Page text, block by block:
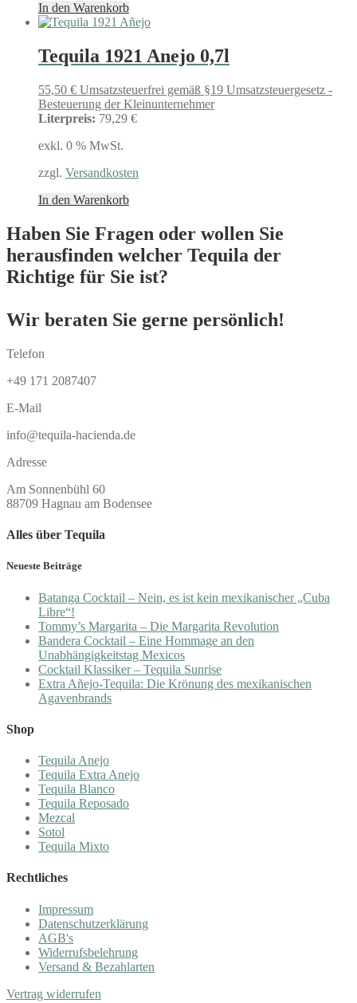
In den Warenkorb
Tequila 1921 Anejo 0,7l
55,50 € Umsatzsteuerfrei gemäß §19 Umsatzsteuergesetz -
Besteuerung der Kleinunternehmer
Literpreis: 79,29 €
exkl. 0 % MwSt.
zzgl. Versandkosten
In den Warenkorb
Haben Sie Fragen oder wollen Sie
herausfinden welcher Tequila der
Richtige für Sie ist?
Wir beraten Sie gerne persönlich!
Telefon
+49 171 2087407
E-Mail
info@tequila-hacienda.de
Adresse
Am Sonnenbühl 60
88709 Hagnau am Bodensee
Alles über Tequila
Neueste Beiträge
Batanga Cocktail – Nein, es ist kein mexikanischer „Cuba
Libre“!
Tommy’s Margarita – Die Margarita Revolution
Bandera Cocktail – Eine Hommage an den
Unabhängigkeitstag Mexicos
Cocktail Klassiker – Tequila Sunrise
Extra Añejo-Tequila: Die Krönung des mexikanischen
Agavenbrands
Shop
Tequila Anejo
Tequila Extra Anejo
Tequila Blanco
Tequila Reposado
Mezcal
Sotol
Tequila Mixto
Rechtliches
Impressum
Datenschutzerklärung
AGB's
Widerrufsbelehrung
Versand & Bezahlarten
Vertrag widerrufen